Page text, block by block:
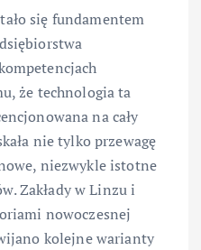
się fundamentem
że technologia ta
na cały
nie tylko przewagę
niezwykle istotne
Zakłady w Linzu i
nowoczesnej
kolejne warianty